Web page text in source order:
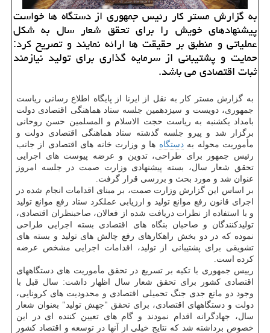
به گزارش مستر کار رئیس جمهوری از دستگاه ها خواست
پیشنهادهای خویش را برای تحقق شعار سال به شکل
عملیاتی و منطبق بر حقیقت ها ارائه نمایند و تصریح کرد:
حمایت و پشتیبانی از سرمایه گذاری برای تولید نیازمند
ثبات اقتصادی می باشد.
به گزارش مستر کار به نقل از ایرنا از پایگاه اطلاع رسانی ریاست
جمهوری، دویست و سیزدهمین جلسه ستاد هماهنگی اقتصادی دولت
بامداد یکشنبه به ریاست حجت الاسلام و المسلمین حسن روحانی
برگزار شد و پیرو جلسه گذشته ستاد هماهنگی اقتصادی دولت و
مأموریت محوله بهدستگاه ها و وزارت خانه های اقتصادی از جانب
رئیس جمهور برای طراحی، تدوین و عرضه پیوست های اجرایی
تحقق شعار سال، بسته پیشنهادی وزارت صمت در جلسه امروز
عنوان شد و مورد بحث و بررسی قرار گرفت.
بر اساس این گزارش وزارت صمت، بر مبنای اقدامات انجام شده در
اجرای قانون رفع موانع تولید و ارزیابی عملکرد ستاد رفع موانع تولید
و با استفاده از نظرات دریافت شده از فعالان، صاحبنظران اقتصادی،
تولیدکنندگان و صاحبان بنگاه های اقتصادی بسته اجرایی طراحی
نموده که در دو بخش راهکارهای رفع چالش های تولید و بسته های
تشویقی برای پشتیبانی از تولید، اقدامات اجرایی مشخص عرضه
کرده است.
رییس جمهوری با تکیه بر تسریع در تحقق مأموریت های دستگاههای
اقتصادی کشور برای تحقق شعار سال اظهار داشت: سال قبل با
وجود دو مانع جدی جنگ تحمیلی اقتصادی و محدودیت های کرونایی،
دولت و دستگاههای اقتصادی، برای تحقق "جهش تولید" بعنوان شعار
سال، جهادگرانه اقدام نمودند و گام های تعیین کننده ای در این
خصوص برداشته شد که نتایج خیلی از آنها در توسعه و اقتصاد کشور